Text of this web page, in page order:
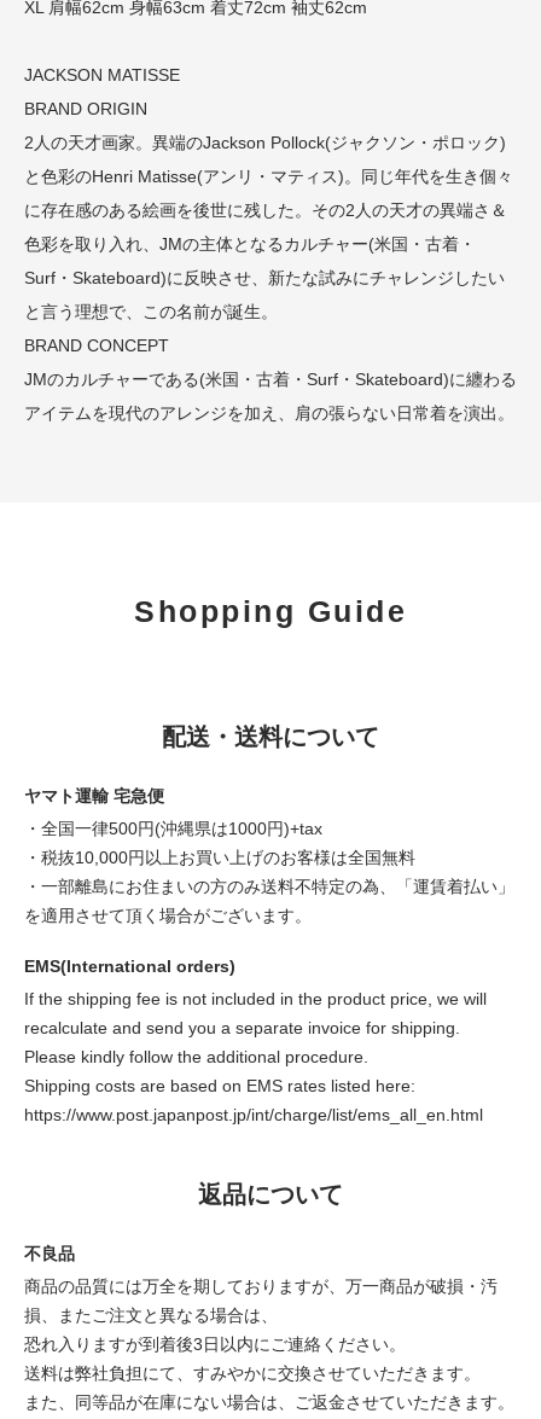
XL 肩幅62cm 身幅63cm 着丈72cm 袖丈62cm
JACKSON MATISSE
BRAND ORIGIN
2人の天才画家。異端のJackson Pollock(ジャクソン・ポロック)
と色彩のHenri Matisse(アンリ・マティス)。同じ年代を生き個々
に存在感のある絵画を後世に残した。その2人の天才の異端さ＆
色彩を取り入れ、JMの主体となるカルチャー(米国・古着・
Surf・Skateboard)に反映させ、新たな試みにチャレンジしたい
と言う理想で、この名前が誕生。
BRAND CONCEPT
JMのカルチャーである(米国・古着・Surf・Skateboard)に纏わる
アイテムを現代のアレンジを加え、肩の張らない日常着を演出。
Shopping Guide
配送・送料について
ヤマト運輸 宅急便
・全国一律500円(沖縄県は1000円)+tax
・税抜10,000円以上お買い上げのお客様は全国無料
・一部離島にお住まいの方のみ送料不特定の為、「運賃着払い」
を適用させて頂く場合がございます。
EMS(International orders)
If the shipping fee is not included in the product price, we will
recalculate and send you a separate invoice for shipping.
Please kindly follow the additional procedure.
Shipping costs are based on EMS rates listed here:
https://www.post.japanpost.jp/int/charge/list/ems_all_en.html
返品について
不良品
商品の品質には万全を期しておりますが、万一商品が破損・汚
損、またご注文と異なる場合は、
恐れ入りますが到着後3日以内にご連絡ください。
送料は弊社負担にて、すみやかに交換させていただきます。
また、同等品が在庫にない場合は、ご返金させていただきます。